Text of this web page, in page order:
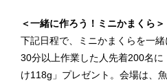
＜一緒に作ろう！ミニかまくら＞
下記日程で、ミニかまくらを一緒
30分以上作業した人先着200名に
け118g」プレゼント。会場は、